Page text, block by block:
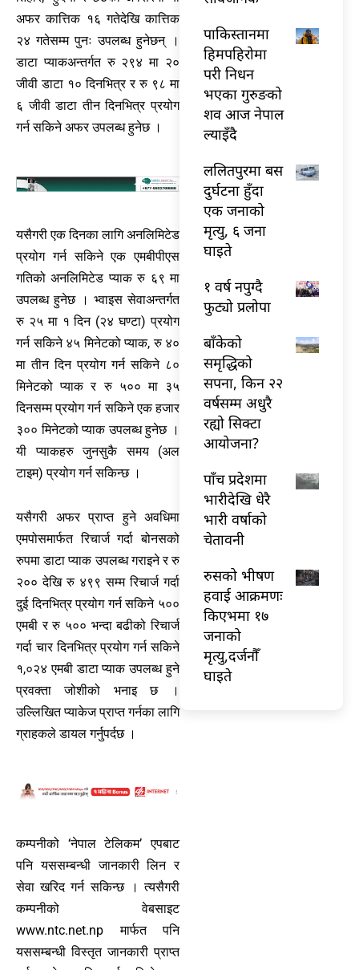
अफर कात्तिक १६ गतेदेखि कात्तिक
२४ गतेसम्म पुनः उपलब्ध हुनेछन् ।
डाटा प्याकअन्तर्गत रु २९४ मा २०
जीवी डाटा १० दिनभित्र र रु ९८ मा
६ जीवी डाटा तीन दिनभित्र प्रयोग
गर्न सकिने अफर उपलब्ध हुनेछ ।
यसैगरी एक दिनका लागि अनलिमिटेड
प्रयोग गर्न सकिने एक एमबीपीएस
गतिको अनलिमिटेड प्याक रु ६९ मा
उपलब्ध हुनेछ । भ्वाइस सेवाअन्तर्गत
रु २५ मा १ दिन (२४ घण्टा) प्रयोग
गर्न सकिने ४५ मिनेटको प्याक, रु ४०
मा तीन दिन प्रयोग गर्न सकिने ८०
मिनेटको प्याक र रु ५०० मा ३५
दिनसम्म प्रयोग गर्न सकिने एक हजार
३०० मिनेटको प्याक उपलब्ध हुनेछ ।
यी प्याकहरु जुनसुकै समय (अल
टाइम) प्रयोग गर्न सकिन्छ ।
यसैगरी अफर प्राप्त हुने अवधिमा
एमपोसमार्फत रिचार्ज गर्दा बोनसको
रुपमा डाटा प्याक उपलब्ध गराइने र रु
२०० देखि रु ४९९ सम्म रिचार्ज गर्दा
दुई दिनभित्र प्रयोग गर्न सकिने ५००
एमबी र रु ५०० भन्दा बढीको रिचार्ज
गर्दा चार दिनभित्र प्रयोग गर्न सकिने
१,०२४ एमबी डाटा प्याक उपलब्ध हुने
प्रवक्ता जोशीको भनाइ छ ।
उल्लिखित प्याकेज प्राप्त गर्नका लागि
ग्राहकले डायल गर्नुपर्दछ ।
कम्पनीको ‘नेपाल टेलिकम’ एपबाट
पनि यससम्बन्धी जानकारी लिन र
सेवा खरिद गर्न सकिन्छ । त्यसैगरी
कम्पनीको वेबसाइट
www.ntc.net.np मार्फत पनि
यससम्बन्धी विस्तृत जानकारी प्राप्त
पाकिस्तानमा
हिमपहिरोमा
परी निधन
भएका गुरुङको
शव आज नेपाल
ल्याइँदै
ललितपुरमा बस
दुर्घटना हुँदा
एक जनाको
मृत्यु, ६ जना
घाइते
१ वर्ष नपुग्दै
फुट्यो प्रलोपा
बाँकेको
समृद्धिको
सपना, किन २२
वर्षसम्म अधुरै
रह्यो सिक्टा
आयोजना?
पाँच प्रदेशमा
भारीदेखि धेरै
भारी वर्षाको
चेतावनी
रुसको भीषण
हवाई आक्रमणः
किएभमा १७
जनाको
मृत्यु,दर्जनौँ
घाइते